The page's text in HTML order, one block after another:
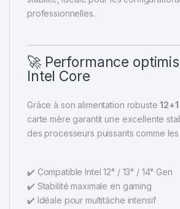
professionnelles.
🚀 Performance
Intel Core
Grâce à son alimentation robuste
carte mère garantit une excellente
des processeurs puissants comme les
✔️ Compatible Intel 12ᵉ / 13ᵉ / 14ᵉ Gen
✔️ Stabilité maximale en gaming
✔️ Idéale pour multitâche intensif